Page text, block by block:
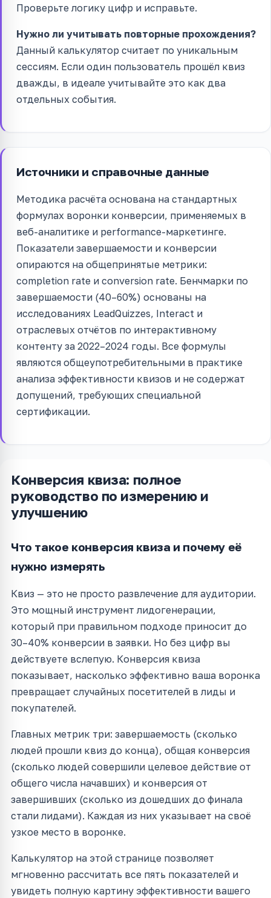
Проверьте логику цифр и исправьте.
Нужно ли учитывать повторные прохождения?
Данный калькулятор считает по уникальным
сессиям. Если один пользователь прошёл квиз
дважды, в идеале учитывайте это как два
отдельных события.
Источники и справочные данные
Методика расчёта основана на стандартных
формулах воронки конверсии, применяемых в
веб-аналитике и performance-маркетинге.
Показатели завершаемости и конверсии
опираются на общепринятые метрики:
completion rate и conversion rate. Бенчмарки по
завершаемости (40–60%) основаны на
исследованиях LeadQuizzes, Interact и
отраслевых отчётов по интерактивному
контенту за 2022–2024 годы. Все формулы
являются общеупотребительными в практике
анализа эффективности квизов и не содержат
допущений, требующих специальной
сертификации.
Конверсия квиза: полное
руководство по измерению и
улучшению
Что такое конверсия квиза и почему её
нужно измерять
Квиз — это не просто развлечение для аудитории.
Это мощный инструмент лидогенерации,
который при правильном подходе приносит до
30–40% конверсии в заявки. Но без цифр вы
действуете вслепую. Конверсия квиза
показывает, насколько эффективно ваша воронка
превращает случайных посетителей в лиды и
покупателей.
Главных метрик три: завершаемость (сколько
людей прошли квиз до конца), общая конверсия
(сколько людей совершили целевое действие от
общего числа начавших) и конверсия от
завершивших (сколько из дошедших до финала
стали лидами). Каждая из них указывает на своё
узкое место в воронке.
Калькулятор на этой странице позволяет
мгновенно рассчитать все пять показателей и
увидеть полную картину эффективности вашего